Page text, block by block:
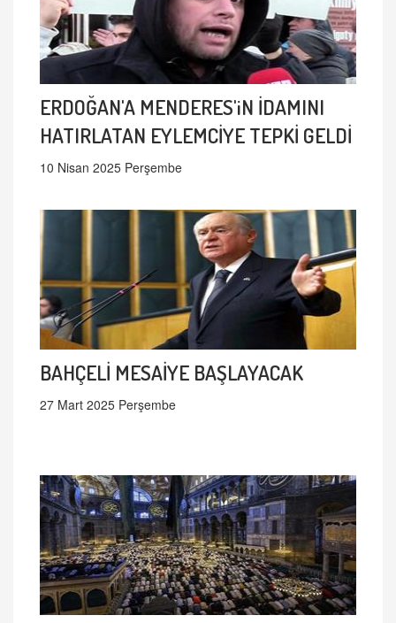
ERDOĞAN'A MENDERES'iN İDAMINI
HATIRLATAN EYLEMCİYE TEPKİ GELDİ
10 Nisan 2025 Perşembe
BAHÇELİ MESAİYE BAŞLAYACAK
27 Mart 2025 Perşembe